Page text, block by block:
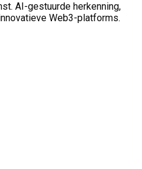
AI-gestuurde herkenning,
Web3-platforms.